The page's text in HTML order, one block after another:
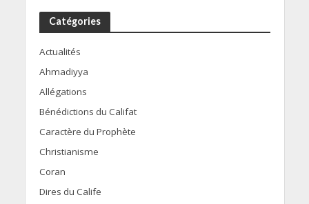
Catégories
Actualités
Ahmadiyya
Allégations
Bénédictions du Califat
Caractère du Prophète
Christianisme
Coran
Dires du Calife